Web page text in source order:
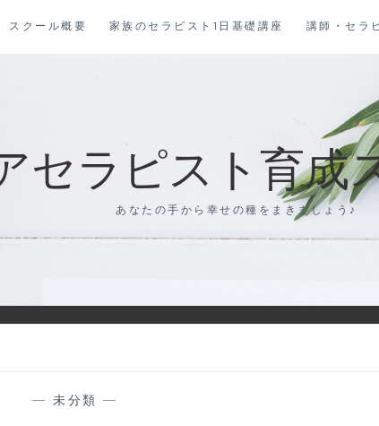
スクール概要 家族のセラピスト1日基礎講座 講師・セラ
セラピスト育成
あなたの手から幸せの種をまきましょう♪
—未分類 —